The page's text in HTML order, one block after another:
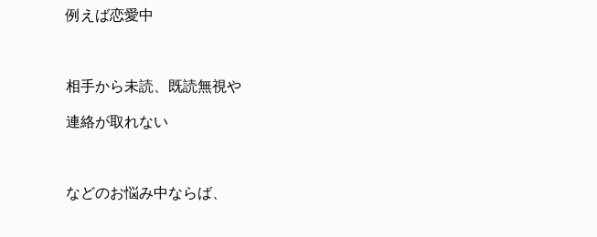
例えば恋愛中
相手から未読、既読無視や
連絡が取れない
などのお悩み中ならば、